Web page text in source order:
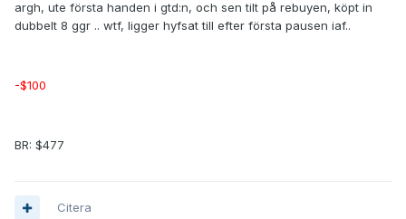
argh, ute första handen i gtd:n, och sen tilt på rebuyen, köpt in
dubbelt 8 ggr .. wtf, ligger hyfsat till efter första pausen iaf..
-$100
BR: $477
Citera